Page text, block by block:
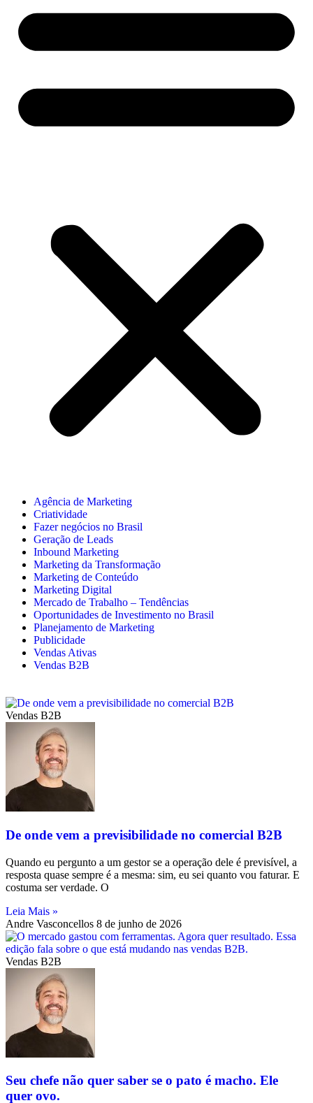
Agência de Marketing
Criatividade
Fazer negócios no Brasil
Geração de Leads
Inbound Marketing
Marketing da Transformação
Marketing de Conteúdo
Marketing Digital
Mercado de Trabalho – Tendências
Oportunidades de Investimento no Brasil
Planejamento de Marketing
Publicidade
Vendas Ativas
Vendas B2B
Vendas B2B
De onde vem a previsibilidade no comercial B2B
Quando eu pergunto a um gestor se a operação dele é previsível, a
resposta quase sempre é a mesma: sim, eu sei quanto vou faturar. E
costuma ser verdade. O
Leia Mais »
Andre Vasconcellos 8 de junho de 2026
Vendas B2B
Seu chefe não quer saber se o pato é macho. Ele
quer ovo.